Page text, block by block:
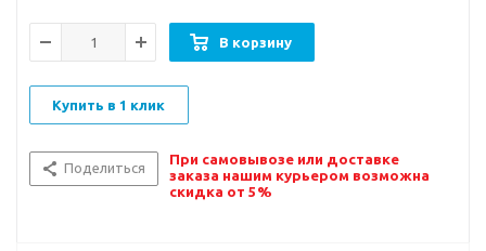
В корзину
Купить в 1 клик
Поделиться
При самовывозе или доставке
заказа нашим курьером возможна
скидка от 5%